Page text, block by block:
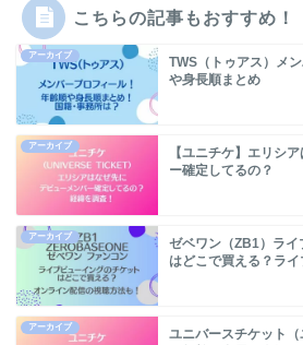
こちらの記事もおすすめ！
アーカイブ
TWS（トゥアス）メ
や身長順まとめ
アーカイブ
【ユニチケ】エリシ
ー確定してるの？
アーカイブ
ゼベワン（ZB1）ライ
はどこで買える？ライ
アーカイブ
ユニバースチケット